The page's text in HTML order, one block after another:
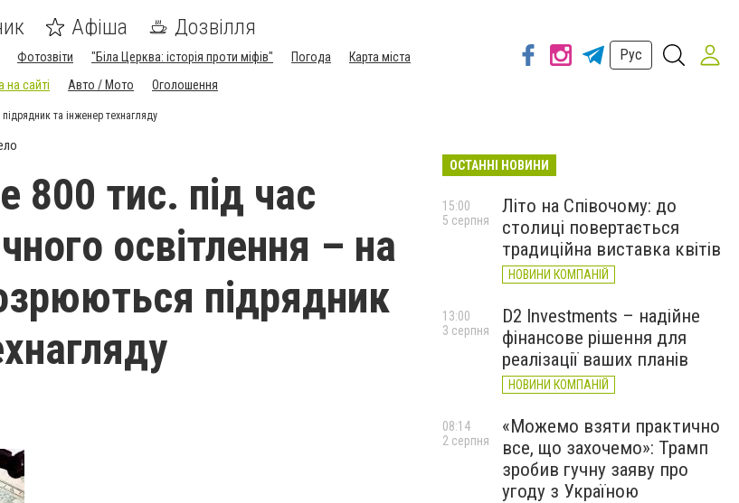
Афіша Дозвілля
Фотозвіти "Біла Церква: історія проти міфів" Погода
Карта міста
на сайті Авто / Мото Оголошення
Рус
та інженер технагляду
800 тис. під час
освітлення – на
підрядник
ОСТАННІ НОВИНИ
Літо на Співочому: до
столиці повертається
традиційна виставка квітів
НОВИНИ КОМПАНІЙ
15:00
5 серпня
D2 Investments – надійне
фінансове рішення для
реалізації ваших планів
НОВИНИ КОМПАНІЙ
13:00
3 серпня
«Можемо взяти практично
все, що захочемо»: Трамп
зробив гучну заяву про
угоду з Україною
08:14
2 серпня